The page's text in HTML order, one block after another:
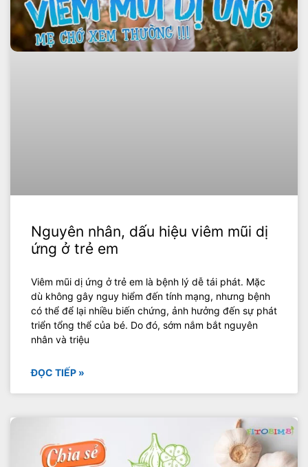
Nguyên nhân, dấu hiệu viêm mũi dị
ứng ở trẻ em
Viêm mũi dị ứng ở trẻ em là bệnh lý dễ tái phát. Mặc
dù không gây nguy hiểm đến tính mạng, nhưng bệnh
có thể để lại nhiều biến chứng, ảnh hưởng đến sự phát
triển tổng thể của bé. Do đó, sớm nắm bắt nguyên
nhân và triệu
ĐỌC TIẾP »